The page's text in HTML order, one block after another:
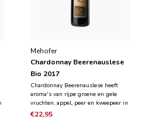
Mehofer
Chardonnay Beerenauslese
Bio 2017
Chardonnay Beerenauslese heeft
aroma's van rijpe groene en gele
vruchten, appel, peer en kweepeer in
de neus en in de mond. In de neus
€22,95